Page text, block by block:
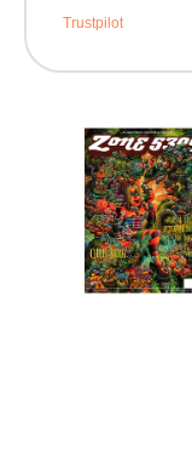
Trustpilot